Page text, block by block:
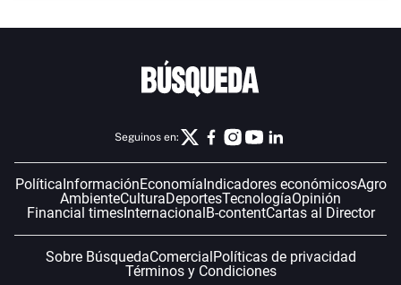
Seguinos en:
PolíticaInformaciónEconomíaIndicadores económicosAgro
AmbienteCulturaDeportesTecnologíaOpinión
Financial timesInternacionalB-contentCartas al Director
Sobre BúsquedaComercialPolíticas de privacidad
Términos y Condiciones